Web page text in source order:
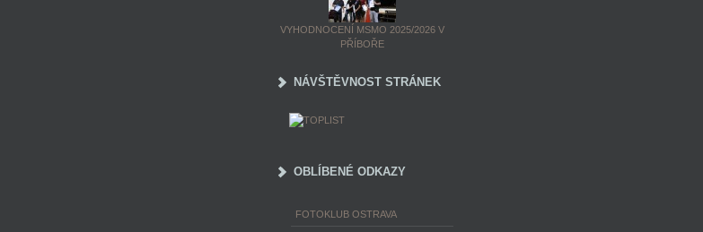
VYHODNOCENÍ MSMO 2025/2026 V
PŘÍBOŘE
NÁVŠTĚVNOST STRÁNEK
OBLÍBENÉ ODKAZY
FOTOKLUB OSTRAVA